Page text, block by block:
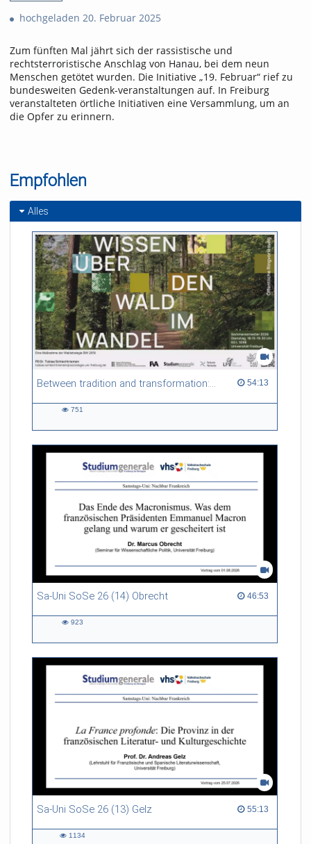
hochgeladen 20. Februar 2025
Zum fünften Mal jährt sich der rassistische und
rechtsterroristische Anschlag von Hanau, bei dem neun
Menschen getötet wurden. Die Initiative „19. Februar“ rief zu
bundesweiten Gedenk-veranstaltungen auf. In Freiburg
veranstalteten örtliche Initiativen eine Versammlung, um an
die Opfer zu erinnern.
Empfohlen
Alles
Between tradition and transformation: how owners, advisers and institutions co-create knowledge for resilient forests in Europe 54:13
54:13 duration
751
Sa-Uni SoSe 26 (14) Obrecht 46:53
46:53 duration
923
Sa-Uni SoSe 26 (13) Gelz 55:13
55:13 duration
1134